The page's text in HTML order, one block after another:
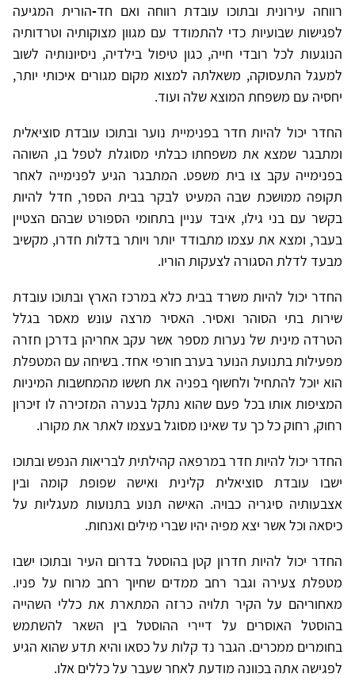
רווחה עירונית ובתוכו עובדת רווחה ואם חד-הורית המגיעה
לפגישות שבועיות כדי להתמודד עם מגוון מצוקותיה וטרדותיה
הנוגעות לכל רובדי חייה, כגון טיפול בילדיה, ניסיונותיה לשוב
למעגל התעסוקה, משאלתה למצוא מקום מגורים איכותי יותר,
יחסיה עם משפחת המוצא שלה ועוד.
החדר יכול להיות חדר בפנימיית נוער ובתוכו עובדת סוציאלית
ומתבגר שמצא את משפחתו כבלתי מסוגלת לטפל בו, השוהה
בפנימייה עקב צו בית משפט. המתבגר הגיע לפנימייה לאחר
תקופה ממושכת שבה המעיט לבקר בבית הספר, חדל להיות
בקשר עם בני גילו, איבד עניין בתחומי הספורט שבהם הצטיין
בעבר, ומצא את עצמו מתבודד יותר ויותר בדלות חדרו, מקשיב
מבעד לדלת הסגורה לצעקות הוריו.
החדר יכול להיות משרד בבית כלא במרכז הארץ ובתוכו עובדת
שירות בתי הסוהר ואסיר. האסיר מרצה עונש מאסר בגלל
הטרדה מינית של נערות מספר אשר עקב אחריהן בדרכן חזרה
מפעילות בתנועת הנוער בערב חורפי אחד. בשיחה עם המטפלת
הוא יוכל להתחיל ולחשוף בפניה את חששו מהמחשבות המיניות
המציפות אותו בכל פעם שהוא נתקל בנערה המזכירה לו זיכרון
רחוק, רחוק כל כך עד שאינו מסוגל בעצמו לאתר את מקורו.
החדר יכול להיות חדר במרפאה קהילתית לבריאות הנפש ובתוכו
ישבו עובדת סוציאלית קלינית ואישה שפופת קומה ובין
אצבעותיה סיגריה כבויה. האישה תנוע בתנועות מעגליות על
כיסאה וכל אשר יצא מפיה יהיו שברי מילים ואנחות.
החדר יכול להיות חדרון קטן בהוסטל בדרום העיר ובתוכו ישבו
מטפלת צעירה וגבר רחב ממדים שחיוך רחב מרוח על פניו.
מאחוריהם על הקיר תלויה כרזה המתארת את כללי השהייה
בהוסטל האוסרים על דיירי ההוסטל בין השאר להשתמש
בחומרים ממכרים. הגבר נד קלות על כסאו והיא תדע שהוא הגיע
לפגישה אתה בכוונה מודעת לאחר שעבר על כללים אלו.